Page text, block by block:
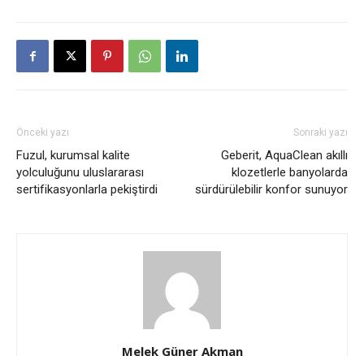
Önceki yazı
Fuzul, kurumsal kalite
yolculuğunu uluslararası
sertifikasyonlarla pekiştirdi
Sonraki yazı
Geberit, AquaClean akıllı
klozetlerle banyolarda
sürdürülebilir konfor sunuyor
Melek Güner Akman